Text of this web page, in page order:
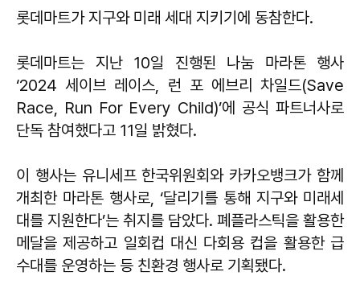
롯데마트가 지구와 미래 세대 지키기에 동참한다.
롯데마트는 지난 10일 진행된 나눔 마라톤 행사
‘2024 세이브 레이스, 런 포 에브리 차일드(Save
Race, Run For Every Child)’에 공식 파트너사로
단독 참여했다고 11일 밝혔다.
이 행사는 유니세프 한국위원회와 카카오뱅크가 함께
개최한 마라톤 행사로, ‘달리기를 통해 지구와 미래세
대를 지원한다’는 취지를 담았다. 폐플라스틱을 활용한
메달을 제공하고 일회컵 대신 다회용 컵을 활용한 급
수대를 운영하는 등 친환경 행사로 기획됐다.